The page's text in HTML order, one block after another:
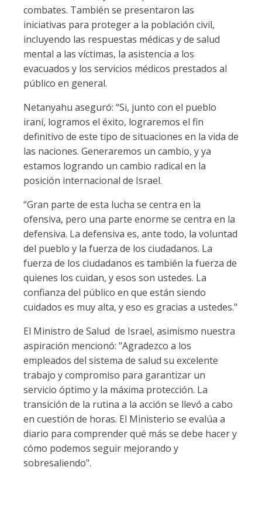
combates. También se presentaron las
iniciativas para proteger a la población civil,
incluyendo las respuestas médicas y de salud
mental a las víctimas, la asistencia a los
evacuados y los servicios médicos prestados al
público en general.
Netanyahu aseguró: “Si, junto con el pueblo
iraní, logramos el éxito, lograremos el fin
definitivo de este tipo de situaciones en la vida de
las naciones. Generaremos un cambio, y ya
estamos logrando un cambio radical en la
posición internacional de Israel.
“Gran parte de esta lucha se centra en la
ofensiva, pero una parte enorme se centra en la
defensiva. La defensiva es, ante todo, la voluntad
del pueblo y la fuerza de los ciudadanos. La
fuerza de los ciudadanos es también la fuerza de
quienes los cuidan, y esos son ustedes. La
confianza del público en que están siendo
cuidados es muy alta, y eso es gracias a ustedes."
El Ministro de Salud de Israel, asimismo nuestra
aspiración mencionó: "Agradezco a los
empleados del sistema de salud su excelente
trabajo y compromiso para garantizar un
servicio óptimo y la máxima protección. La
transición de la rutina a la acción se llevó a cabo
en cuestión de horas. El Ministerio se evalúa a
diario para comprender qué más se debe hacer y
cómo podemos seguir mejorando y
sobresaliendo".